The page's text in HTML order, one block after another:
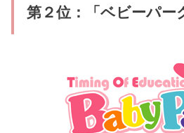
第２位：「ベビーパー